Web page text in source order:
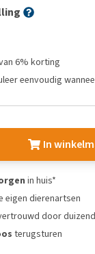
6% korting
eenvoudig
In
in huis*
eigen dierenartsen
door
terugsturen